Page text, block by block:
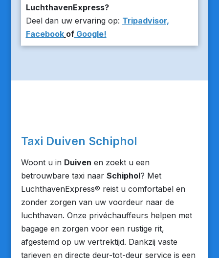
LuchthavenExpress?
Deel dan uw ervaring op: Tripadvisor,
Facebook ofGoogle!
Taxi Duiven Schiphol
Woont u in Duiven en zoekt u een
betrouwbare taxi naar Schiphol? Met
LuchthavenExpress® reist u comfortabel en
zonder zorgen van uw voordeur naar de
luchthaven. Onze privéchauffeurs helpen met
bagage en zorgen voor een rustige rit,
afgestemd op uw vertrektijd. Dankzij vaste
tarieven en directe deur-tot-deur service is een